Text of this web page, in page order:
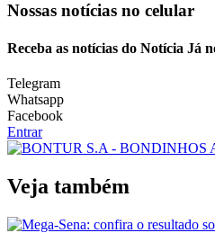
Nossas notícias no celular
Receba as notícias do Notícia Já
Telegram
Whatsapp
Facebook
Entrar
Veja também